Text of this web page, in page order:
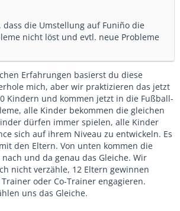
dass die Umstellung auf Funiño die
nicht löst und evtl. neue Probleme
Erfahrungen basierst du diese
mich, aber wir praktizieren das jetzt
Kindern und kommen jetzt in die Fußball-
alle Kinder bekommen die gleichen
dürfen immer spielen, alle Kinder
sich auf ihrem Niveau zu entwickeln. Es
den Eltern. Von unten kommen die
nach und da genau das Gleiche. Wir
nicht verzähle, 12 Eltern gewinnen
oder Co-Trainer engagieren.
uns das Gleiche.